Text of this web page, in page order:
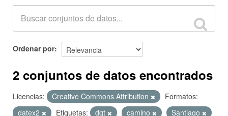
Ordenar por
2 conjuntos de datos encontrados
Licencias: Creative Commons Attribution
Formatos:
datex2
Etiquetas: dgt camino
Santiago